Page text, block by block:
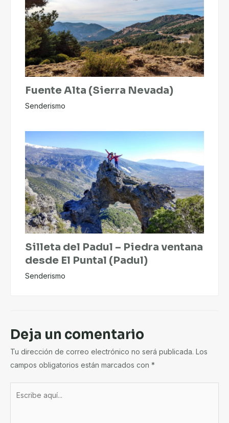
Fuente Alta (Sierra Nevada)
Senderismo
Silleta del Padul – Piedra ventana
desde El Puntal (Padul)
Senderismo
Deja un comentario
Tu dirección de correo electrónico no será publicada. Los
campos obligatorios están marcados con *